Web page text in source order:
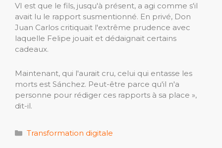
VI est que le fils, jusqu'à présent, a agi comme s'il
avait lu le rapport susmentionné. En privé, Don
Juan Carlos critiquait l'extrême prudence avec
laquelle Felipe jouait et dédaignait certains
cadeaux.
Maintenant, qui l'aurait cru, celui qui entasse les
morts est Sánchez. Peut-être parce qu'il n'a
personne pour rédiger ces rapports à sa place »,
dit-il.
Catégories
Transformation digitale